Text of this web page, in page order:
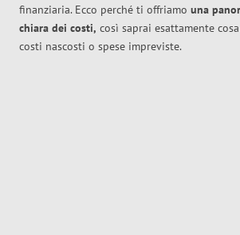
finanziaria. Ecco perché ti offriamo una
chiara dei costi, così saprai esattamente
costi nascosti o spese impreviste.